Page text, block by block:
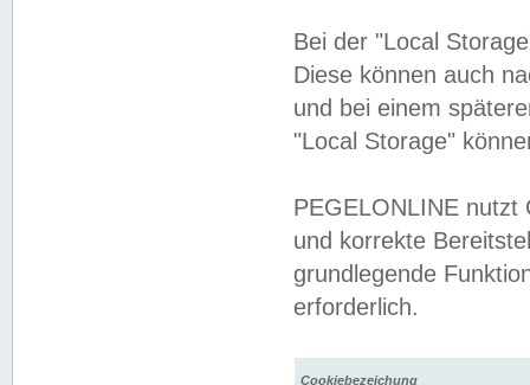
Bei der "Local
Diese können auch
und bei einem
"Local Storage"
PEGELONLINE nutzt
und korrekte
grundlegende
erforderlich.
Cookiebezeichung